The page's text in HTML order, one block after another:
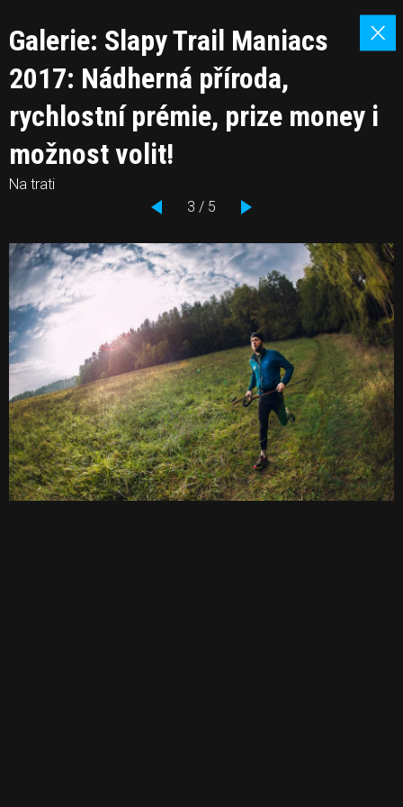
Galerie: Slapy Trail Maniacs
2017: Nádherná příroda,
rychlostní prémie, prize money i
možnost volit!
Na trati
3 / 5